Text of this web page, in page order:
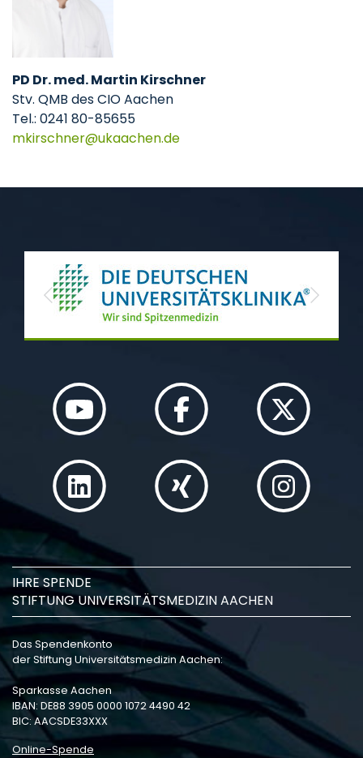
PD Dr. med. Martin Kirschner
Stv. QMB des CIO Aachen
Tel.: 0241 80-85655
mkirschner
ukaachende
Previous Next
IHRE SPENDE
STIFTUNG UNIVERSITÄTSMEDIZIN AACHEN
Das Spendenkonto
der Stiftung Universitätsmedizin Aachen:
Sparkasse Aachen
IBAN: DE88 3905 0000 1072 4490 42
BIC: AACSDE33XXX
Online-Spende